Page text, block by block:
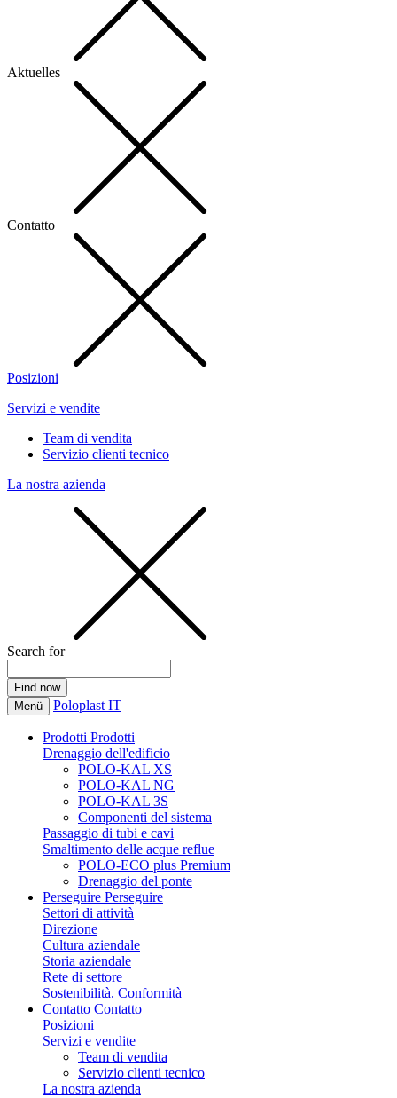
Aktuelles
Contatto
Posizioni
Servizi e vendite
Team di vendita
Servizio clienti tecnico
La nostra azienda
Search for
Menü Poloplast IT
Prodotti Prodotti
Drenaggio dell'edificio
POLO-KAL XS
POLO-KAL NG
POLO-KAL 3S
Componenti del sistema
Passaggio di tubi e cavi
Smaltimento delle acque reflue
POLO-ECO plus Premium
Drenaggio del ponte
Perseguire Perseguire
Settori di attività
Direzione
Cultura aziendale
Storia aziendale
Rete di settore
Sostenibilità. Conformità
Contatto Contatto
Posizioni
Servizi e vendite
Team di vendita
Servizio clienti tecnico
La nostra azienda